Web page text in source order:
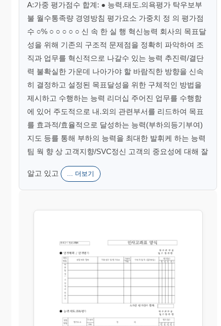
A:가중 평가점수 합계: ● 능력.태도.의욕평가 탁우보부
불 월수통족량 경영방침 평가요소 가중치 정 의 평가점
수 ○% ○ ○ ○ ○ ○ 신 속 한 실 행 혁신능력 회사의 목표달
성을 위해 기존의 구조적 문제점을 정확히 파악하여 조
직과 업무를 혁신적으로 나갈수 있는 능력 추진력/결단
력 불확실한 가운데 나아가야 할 바람직한 방향을 신속
히 결정하고 설정된 목표달성을 위한 구체적인 방법을
제시하고 수행하는 능력 리더십 주어진 업무를 수행함
에 있어 주도적으로 내.외의 관련부서를 리드하여 목표
를 효과적/효율적으로 달성하는 능력(부하의등기부여)
지도 등를 통해 부하의 능력을 최대한 발휘케 하는 능력
팀 웍 향 상 고객지향/SVC정신 고객의 중요성에 대해 잘
알고 있고 ... 더보기